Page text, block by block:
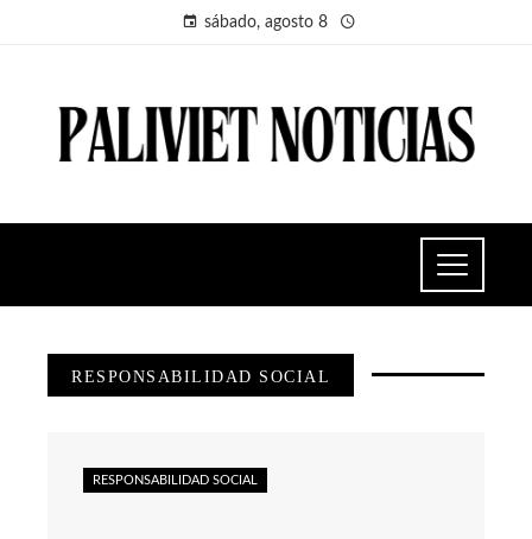
sábado, agosto 8
RESPONSABILIDAD SOCIAL
RESPONSABILIDAD SOCIAL